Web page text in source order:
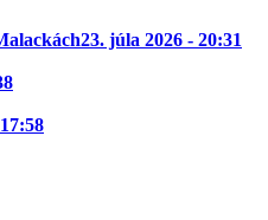
23. júla 2026 - 20:31